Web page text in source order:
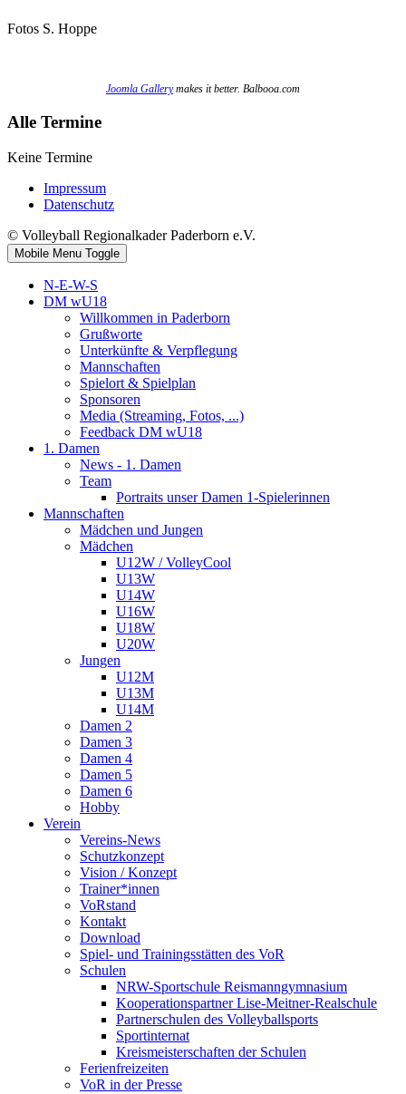
Fotos S. Hoppe
Joomla Gallerymakes it better. Balbooa.com
Alle Termine
Keine Termine
Impressum
Datenschutz
© Volleyball Regionalkader Paderborn e.V.
Mobile Menu Toggle
N-E-W-S
DM wU18
Willkommen in Paderborn
Grußworte
Unterkünfte & Verpflegung
Mannschaften
Spielort & Spielplan
Sponsoren
Media (Streaming, Fotos, ...)
Feedback DM wU18
1. Damen
News - 1. Damen
Team
Portraits unser Damen 1-Spielerinnen
Mannschaften
Mädchen und Jungen
Mädchen
U12W / VolleyCool
U13W
U14W
U16W
U18W
U20W
Jungen
U12M
U13M
U14M
Damen 2
Damen 3
Damen 4
Damen 5
Damen 6
Hobby
Verein
Vereins-News
Schutzkonzept
Vision / Konzept
Trainer*innen
VoRstand
Kontakt
Download
Spiel- und Trainingsstätten des VoR
Schulen
NRW-Sportschule Reismanngymnasium
Kooperationspartner Lise-Meitner-Realschule
Partnerschulen des Volleyballsports
Sportinternat
Kreismeisterschaften der Schulen
Ferienfreizeiten
VoR in der Presse